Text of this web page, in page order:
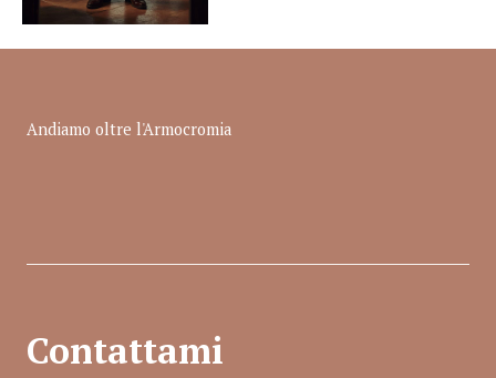
Andiamo oltre l'Armocromia
Contattami